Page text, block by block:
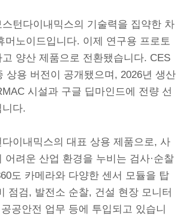
턴다이내믹스의 기술력을 집약한 차
머노이드입니다. 이제 연구용 프로토
양산 제품으로 전환됐습니다. CES
상용 버전이 공개됐으며, 2026년 생산
시설과 구글 딥마인드에 전량 선
다.
이내믹스의 대표 상용 제품으로, 사
어려운 산업 환경을 누비는 검사·순찰
도 카메라와 다양한 센서 모듈을 탑
점검, 발전소 순찰, 건설 현장 모니터
공안전 업무 등에 투입되고 있습니